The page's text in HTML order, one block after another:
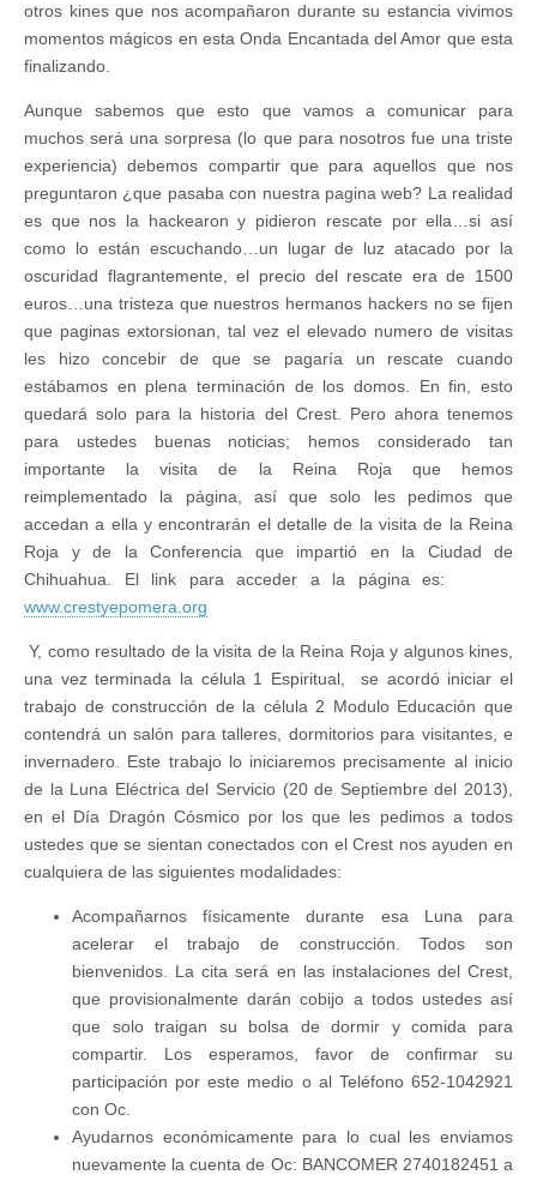
otros kines que nos acompañaron durante su estancia vivimos
momentos mágicos en esta Onda Encantada del Amor que esta
finalizando.
Aunque sabemos que esto que vamos a comunicar para
muchos será una sorpresa (lo que para nosotros fue una triste
experiencia) debemos compartir que para aquellos que nos
preguntaron ¿que pasaba con nuestra pagina web? La realidad
es que nos la hackearon y pidieron rescate por ella…si así
como lo están escuchando…un lugar de luz atacado por la
oscuridad flagrantemente, el precio del rescate era de 1500
euros…una tristeza que nuestros hermanos hackers no se fijen
que paginas extorsionan, tal vez el elevado numero de visitas
les hizo concebir de que se pagaría un rescate cuando
estábamos en plena terminación de los domos. En fin, esto
quedará solo para la historia del Crest. Pero ahora tenemos
para ustedes buenas noticias; hemos considerado tan
importante la visita de la Reina Roja que hemos
reimplementado la página, así que solo les pedimos que
accedan a ella y encontrarán el detalle de la visita de la Reina
Roja y de la Conferencia que impartió en la Ciudad de
Chihuahua. El link para acceder a la página es:
www.crestyepomera.org
Y, como resultado de la visita de la Reina Roja y algunos kines,
una vez terminada la célula 1 Espiritual, se acordó iniciar el
trabajo de construcción de la célula 2 Modulo Educación que
contendrá un salón para talleres, dormitorios para visitantes, e
invernadero. Este trabajo lo iniciaremos precisamente al inicio
de la Luna Eléctrica del Servicio (20 de Septiembre del 2013),
en el Día Dragón Cósmico por los que les pedimos a todos
ustedes que se sientan conectados con el Crest nos ayuden en
cualquiera de las siguientes modalidades:
Acompañarnos físicamente durante esa Luna para
acelerar el trabajo de construcción. Todos son
bienvenidos. La cita será en las instalaciones del Crest,
que provisionalmente darán cobijo a todos ustedes así
que solo traigan su bolsa de dormir y comida para
compartir. Los esperamos, favor de confirmar su
participación por este medio o al Teléfono 652-1042921
con Oc.
Ayudarnos económicamente para lo cual les enviamos
nuevamente la cuenta de Oc: BANCOMER 2740182451 a